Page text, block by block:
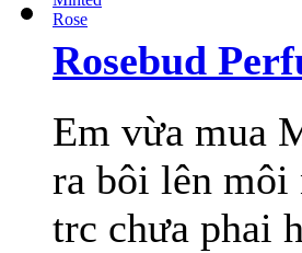
Rosebud
Em vừa mua
ra bôi lên môi
trc chưa phai